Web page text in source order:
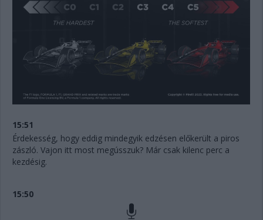
15:51
Érdekesség, hogy eddig mindegyik edzésen előkerült a piros
zászló. Vajon itt most megússzuk? Már csak kilenc perc a
kezdésig.
15:50